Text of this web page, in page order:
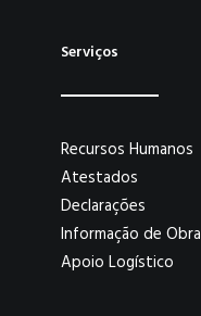
Serviços
Recursos Humanos
Atestados
Declarações
Informação de Obra
Apoio Logístico